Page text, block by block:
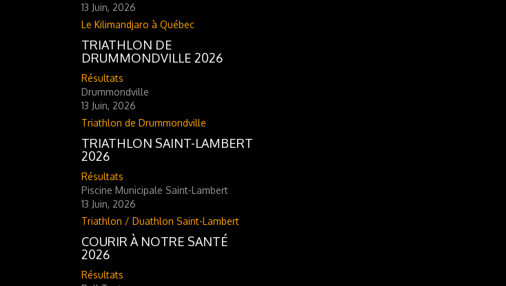
13 Juin, 2026
Le Kilimandjaro à Québec
TRIATHLON DE
DRUMMONDVILLE 2026
Résultats
Drummondville
13 Juin, 2026
Triathlon de Drummondville
TRIATHLON SAINT-LAMBERT
2026
Résultats
Piscine Municipale Saint-Lambert
13 Juin, 2026
Triathlon / Duathlon Saint-Lambert
COURIR À NOTRE SANTÉ
2026
Résultats